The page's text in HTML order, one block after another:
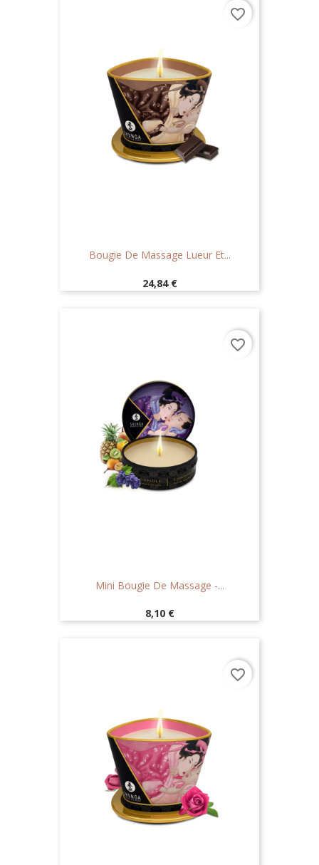
Bougie De Massage Lueur Et...
Prix
24,84 €
favorite_border
Mini Bougie De Massage -...
Prix
8,10 €
favorite_border
favorite_border